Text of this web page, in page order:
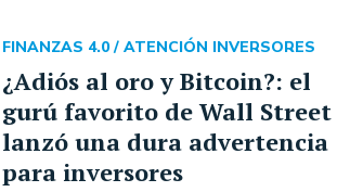
¿Adiós al oro y Bitcoin?: el
gurú favorito de Wall Street
lanzó una dura advertencia
para inversores
FINANZAS 4.0 / ATENCIÓN INVERSORES